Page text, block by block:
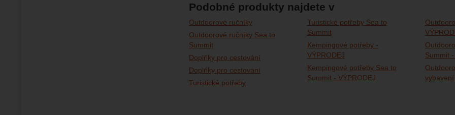
Podobné produkty najdete v
Outdoorové ručníky
Outdoorové ručníky Sea to
Summit
Doplňky pro cestování
Doplňky pro cestování
Turistické potřeby
Turistické potřeby Sea to
Summit
Kempingové potřeby -
VÝPRODEJ
Kempingové potřeby Sea to
Summit - VÝPRODEJ
Summit
vybavení